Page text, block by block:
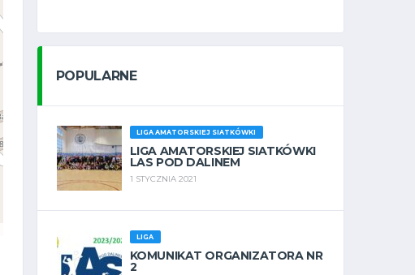
POPULARNE
LIGA AMATORSKIEJ SIATKÓWKI
LIGA AMATORSKIEJ SIATKÓWKI
LAS POD DALINEM
1 STYCZNIA 2021
LIGA
KOMUNIKAT ORGANIZATORA NR
2